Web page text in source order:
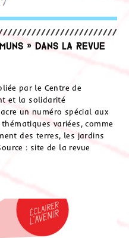
» dans la revue
par le Centre de
et la solidarité
un numéro spécial aux
variées, comme
des terres, les jardins
: site de la revue